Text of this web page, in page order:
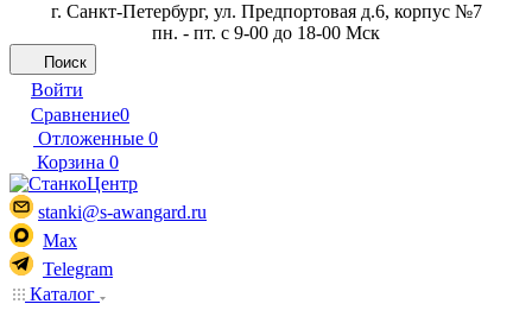
г. Санкт-Петербург, ул. Предпортовая д.6, корпус №7
пн. - пт. с 9-00 до 18-00 Мск
Поиск
Войти
Сравнение0
Отложенные 0
Корзина 0
stanki@s-awangard.ru
Max
Telegram
Каталог